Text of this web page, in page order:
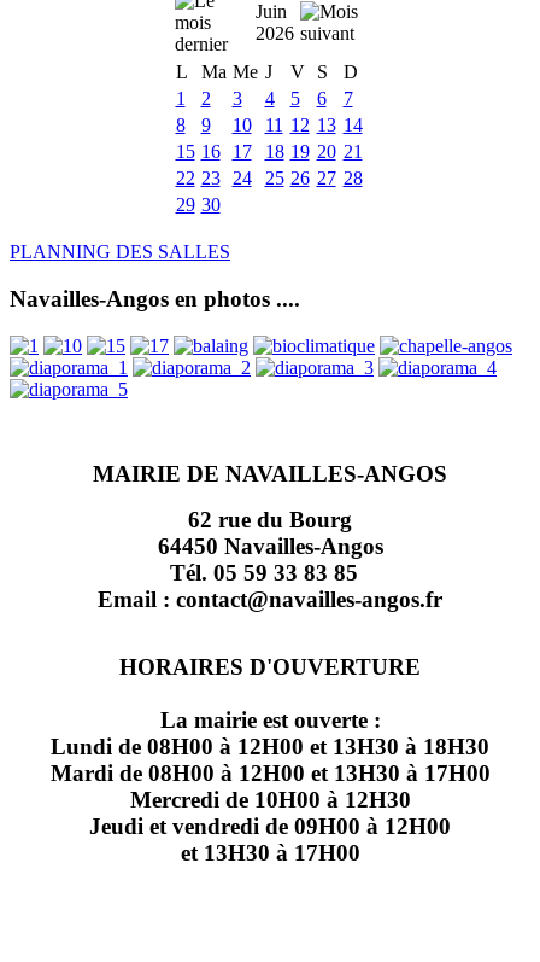
Juin
2026
L
Ma Me J V S
D
1
2 3 4 5 6
7
8
9 10 11 12 13 14
15 16 17 18 19 20 21
22 23 24 25 26 27 28
29 30
PLANNING DES SALLES
Navailles-Angos en photos ....
MAIRIE DE NAVAILLES-ANGOS
62 rue du Bourg
64450 Navailles-Angos
Tél. 05 59 33 83 85
Email : contact@navailles-angos.fr
HORAIRES D'OUVERTURE
La mairie est ouverte :
Lundi de 08H00 à 12H00 et 13H30 à 18H30
Mardi de 08H00 à 12H00 et 13H30 à 17H00
Mercredi de 10H00 à 12H30
Jeudi et vendredi de 09H00 à 12H00
et 13H30 à 17H00